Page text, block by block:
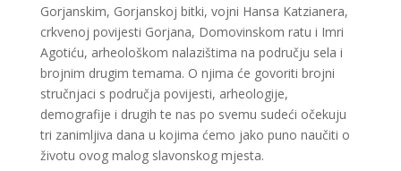
Gorjanskim, Gorjanskoj bitki, vojni Hansa Katzianera,
crkvenoj povijesti Gorjana, Domovinskom ratu i Imri
Agotiću, arheološkom nalazištima na području sela i
brojnim drugim temama. O njima će govoriti brojni
stručnjaci s područja povijesti, arheologije,
demografije i drugih te nas po svemu sudeći očekuju
tri zanimljiva dana u kojima ćemo jako puno naučiti o
životu ovog malog slavonskog mjesta.